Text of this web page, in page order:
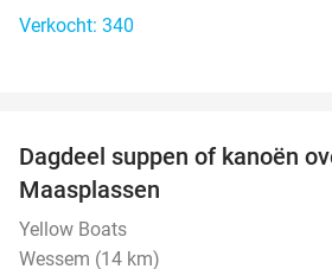
Verkocht: 340
Dagdeel suppen of kanoën
Maasplassen
Yellow Boats
Wessem (14 km)